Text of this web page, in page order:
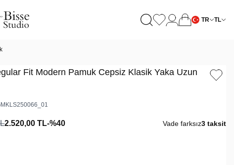
TR TL
Fit Modern Pamuk Cepsiz Klasik Yaka Uzun
2.520,00 TL-%40 Vade farksız3 taksit